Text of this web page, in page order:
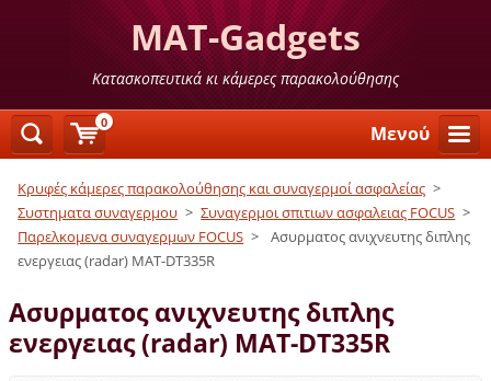
MAT-Gadgets
Κατασκοπευτικά κι κάμερες παρακολούθησης
Μενού
Κρυφές κάμερες παρακολούθησης και συναγερμοί ασφαλείας >
Συστηματα συναγερμου > Συναγερμοι σπιτιων ασφαλειας FOCUS >
Παρελκομενα συναγερμων FOCUS >
Ασυρματος ανιχνευτης διπλης
ενεργειας (radar) MAT-DT335R
Ασυρματος ανιχνευτης διπλης
ενεργειας (radar) MAT-DT335R
0